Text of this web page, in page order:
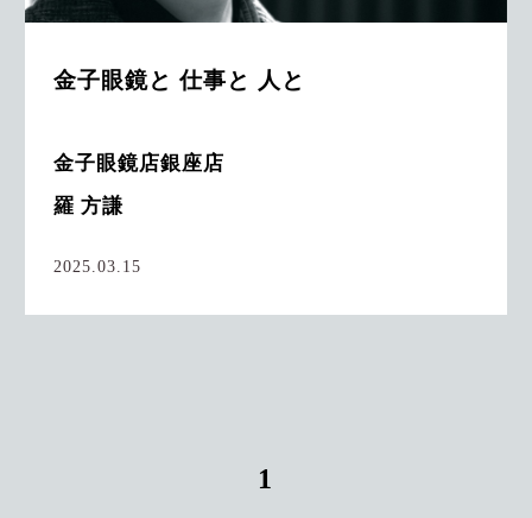
金子眼鏡と 仕事と 人と
金子眼鏡店銀座店
羅 方謙
2025.03.15
1